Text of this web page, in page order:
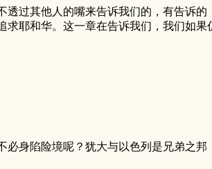
过其他人的嘴来告诉我们的，有告诉的
耶和华。这一章在告诉我们，我们如
身陷险境呢？犹大与以色列是兄弟之